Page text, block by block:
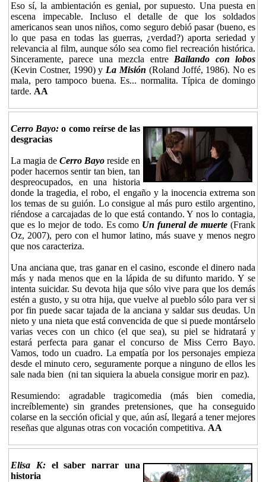
Eso sí, la ambientación es genial, por supuesto. Una puesta en
escena impecable. Incluso el detalle de que los soldados
americanos sean unos niños, como seguro debió pasar (bueno, es
lo que pasa en todas las guerras, ¿verdad?) aporta seriedad y
relevancia al film, aunque sólo sea como fiel recreación histórica.
Sinceramente, parece una mezcla entreBailando con lobos
(Kevin Costner, 1990) yLa Misión (Roland Joffé, 1986). No es
mala, pero tampoco buena. Es... normalita. Típica de domingo
tarde. AA
Cerro Bayo: o como reírse de las
desgracias
La magia de Cerro Bayo reside en
poder hacernos sentir tan bien, tan
despreocupados, en una historia
donde la tragedia, el robo, el engaño y la inocencia extrema son
los temas de su guión. Lo consigue al más puro estilo argentino,
riéndose a carcajadas de lo que está contando. Y nos lo contagia,
que es lo mejor de todo. Es como Un funeral de muerte (Frank
Oz, 2007), pero con el humor latino, más suave y menos negro
que nos caracteriza.
Una anciana que, tras ganar en el casino, esconde el dinero nada
más y nada menos que en la lápida de su difunto marido. Y se
intenta suicidar. Su devota hija que sólo vive para que los demás
estén a gusto, y su otra hija, que vuelve al pueblo sólo para ver si
por fin puede sacar tajada de la anciana y saldar sus deudas. Un
nieto y una nieta que está convencida de que si puede montárselo
varias veces con un chico (el que sea), su piel se hidratará y
estará perfecta para ganar el concurso de Miss Cerro Bayo.
Vamos, todo un cuadro. La empatía por los personajes empieza
desde el minuto cero, seguramente porque a ninguno de ellos les
sale nada bien (ni tan siquiera la abuela consigue morir en paz).
Resumiendo: agradable tragicomedia (más bien comedia,
increíblemente) sin grandes pretensiones, que ha conseguido
colarse en la sección oficial y que, aún así, llegará a tener mejores
reseñas que algunas otras con vocación competitiva. AA
Elisa K:el saber narrar una
historia